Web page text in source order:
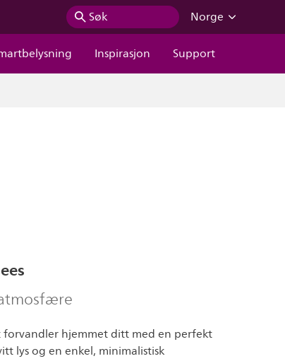
Søk
Norge
Inspirasjon Support
forvandler hjemmet ditt med en perfekt
lys og en enkel, minimalistisk